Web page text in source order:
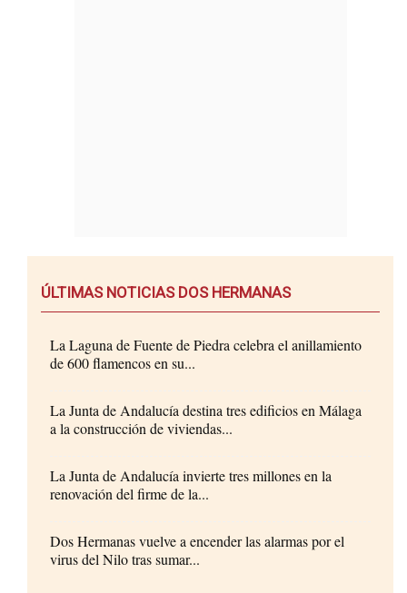
ÚLTIMAS NOTICIAS DOS HERMANAS
La Laguna de Fuente de Piedra celebra el anillamiento
de 600 flamencos en su...
La Junta de Andalucía destina tres edificios en Málaga
a la construcción de viviendas...
La Junta de Andalucía invierte tres millones en la
renovación del firme de la...
Dos Hermanas vuelve a encender las alarmas por el
virus del Nilo tras sumar...